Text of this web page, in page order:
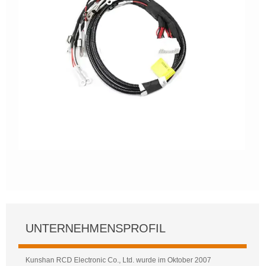
UNTERNEHMENSPROFIL
Kunshan RCD Electronic Co., Ltd. wurde im Oktober 2007